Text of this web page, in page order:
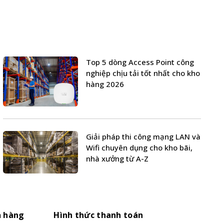
Top 5 dòng Access Point công
nghiệp chịu tải tốt nhất cho kho
hàng 2026
Giải pháp thi công mạng LAN và
Wifi chuyên dụng cho kho bãi,
nhà xưởng từ A-Z
hàng Hình thức thanh toán